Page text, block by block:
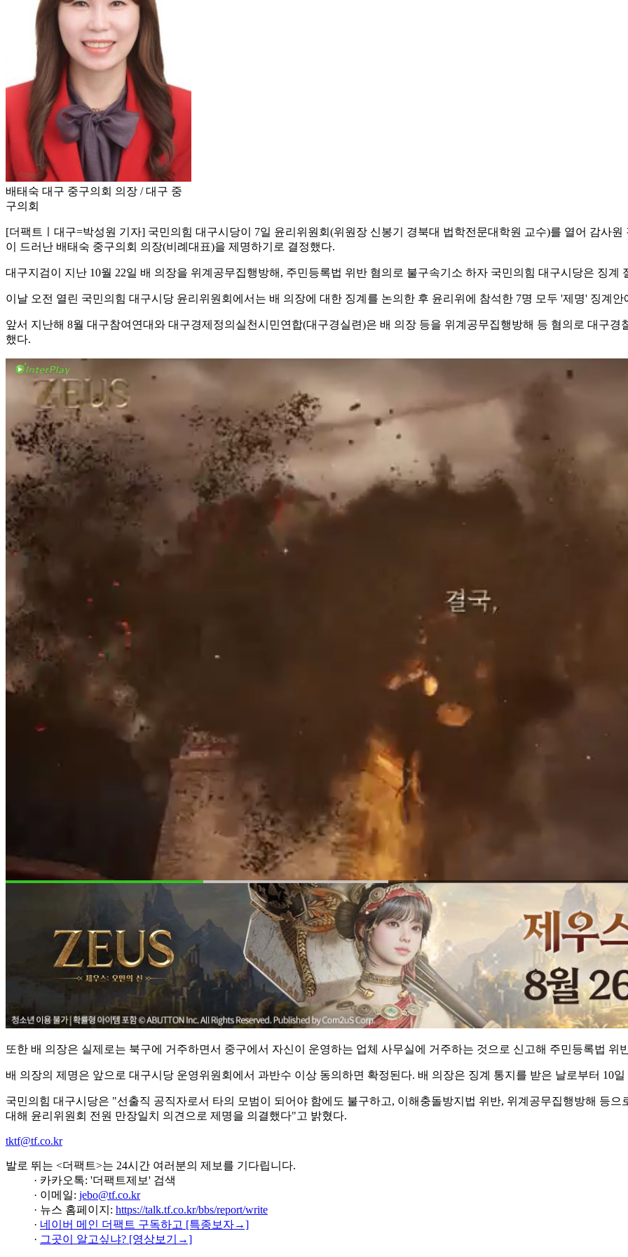
배태숙 대구 중구의회 의장 / 대구 중
구의회
[더팩트ㅣ대구=박성원 기자] 국민의힘 대구시당이 7일 윤리위원회(위원장 신봉기 경북대 법학전문대학원 교수)를 열어 감사
이 드러난 배태숙 중구의회 의장(비례대표)을 제명하기로 결정했다.
대구지검이 지난 10월 22일 배 의장을 위계공무집행방해, 주민등록법 위반 혐의로 불구속기소 하자 국민의힘 대구시당은 징계
이날 오전 열린 국민의힘 대구시당 윤리위원회에서는 배 의장에 대한 징계를 논의한 후 윤리위에 참석한 7명 모두 '제명' 징계안
앞서 지난해 8월 대구참여연대와 대구경제정의실천시민연합(대구경실련)은 배 의장 등을 위계공무집행방해 등 혐의로 대구
했다.
또한 배 의장은 실제로는 북구에 거주하면서 중구에서 자신이 운영하는 업체 사무실에 거주하는 것으로 신고해 주민등록법 위
배 의장의 제명은 앞으로 대구시당 운영위원회에서 과반수 이상 동의하면 확정된다. 배 의장은 징계 통지를 받은 날로부터 10
국민의힘 대구시당은 "선출직 공직자로서 타의 모범이 되어야 함에도 불구하고, 이해충돌방지법 위반, 위계공무집행방해 등
대해 윤리위원회 전원 만장일치 의견으로 제명을 의결했다"고 밝혔다.
tktf@tf.co.kr
발로 뛰는 <더팩트>는 24시간 여러분의 제보를 기다립니다.
· 카카오톡: '더팩트제보' 검색
· 이메일: jebo@tf.co.kr
· 뉴스 홈페이지: https://talk.tf.co.kr/bbs/report/write
· 네이버 메인 더팩트 구독하고 [특종보자→]
· 그곳이 알고싶냐? [영상보기→]